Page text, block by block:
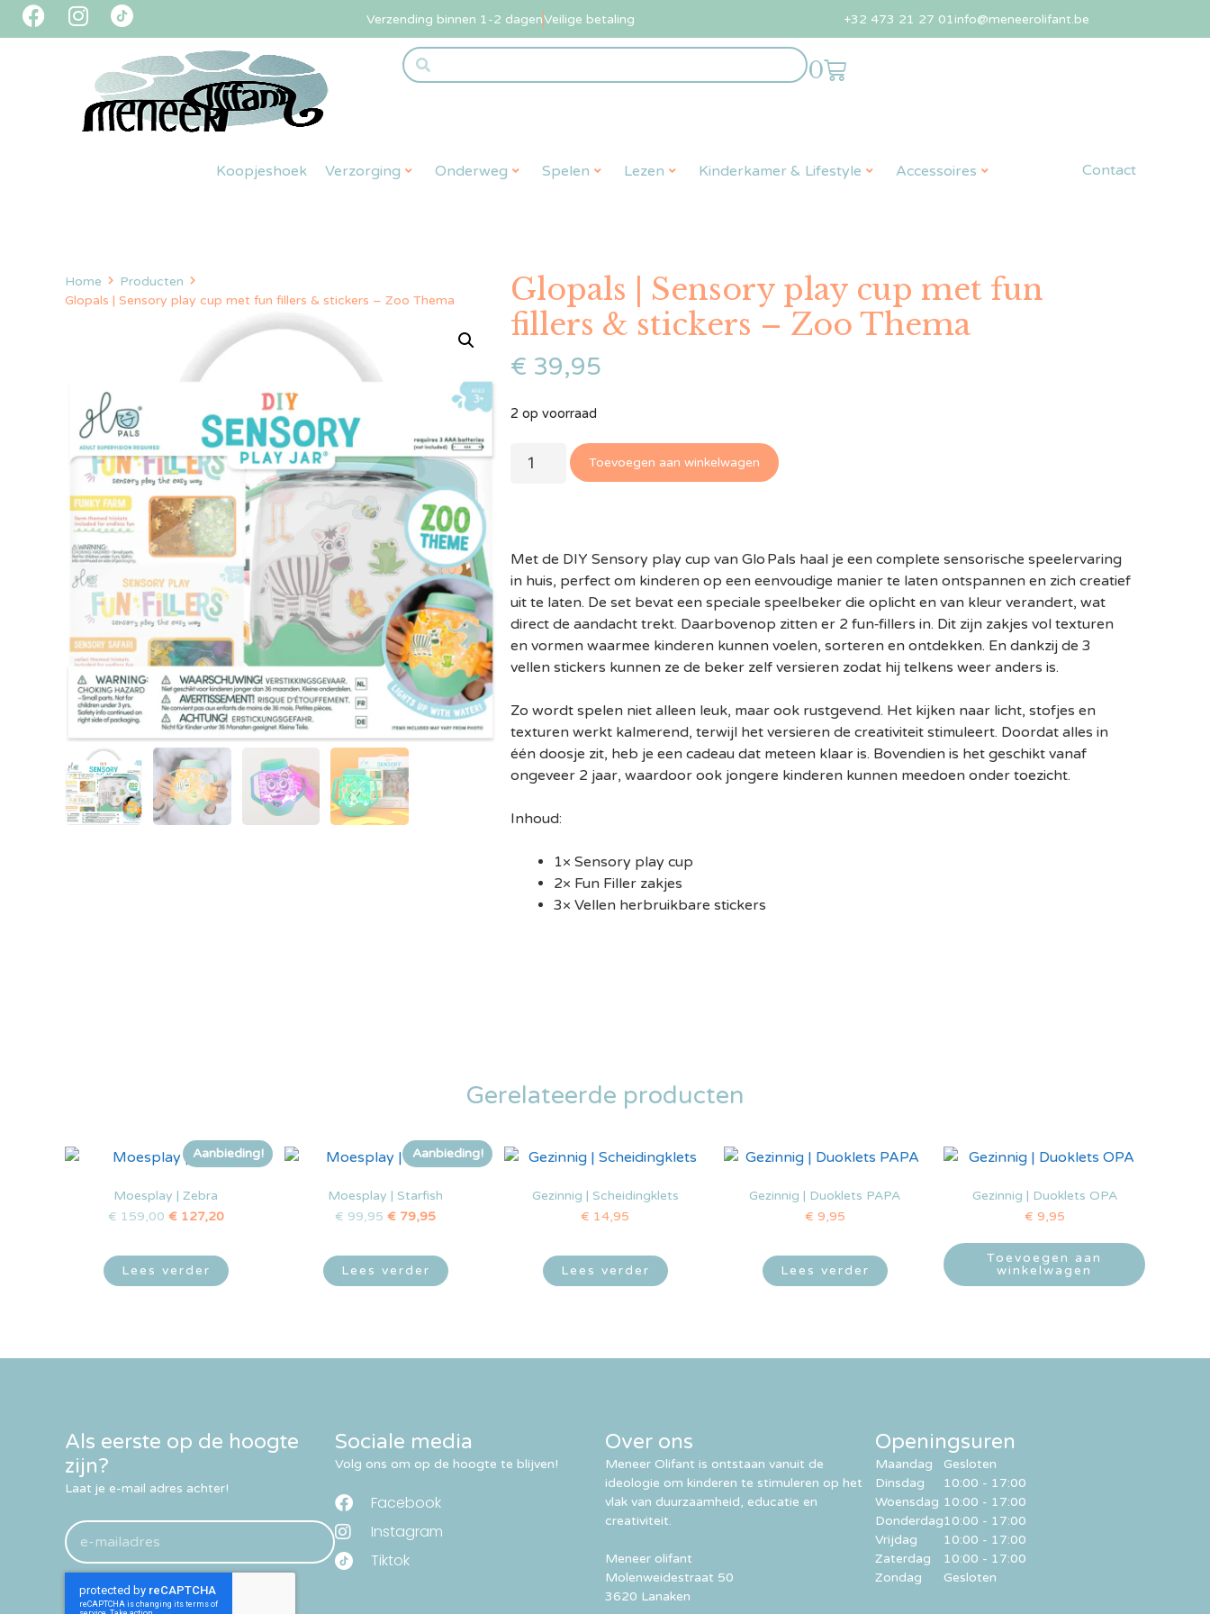
Verzending binnen 1-2 dagenVeilige betaling +32 473 21 27 01info@meneerolifant.be
0
Koopjeshoek Verzorging Onderweg Spelen Lezen Kinderkamer & Lifestyle Accessoires Contact
Home
Producten
Glopals | Sensory play cup met fun fillers & stickers – Zoo Thema
Glopals | Sensory play cup met fun
fillers & stickers – Zoo Thema
€ 39,95
2 op voorraad
Toevoegen aan winkelwagen
Met de DIY Sensory play cup van Glo Pals haal je een complete sensorische speelervaring
in huis, perfect om kinderen op een eenvoudige manier te laten ontspannen en zich creatief
uit te laten. De set bevat een speciale speelbeker die oplicht en van kleur verandert, wat
direct de aandacht trekt. Daarbovenop zitten er 2 fun‑fillers in. Dit zijn zakjes vol texturen
en vormen waarmee kinderen kunnen voelen, sorteren en ontdekken. En dankzij de 3
vellen stickers kunnen ze de beker zelf versieren zodat hij telkens weer anders is.
Zo wordt spelen niet alleen leuk, maar ook rustgevend. Het kijken naar licht, stofjes en
texturen werkt kalmerend, terwijl het versieren de creativiteit stimuleert. Doordat alles in
één doosje zit, heb je een cadeau dat meteen klaar is. Bovendien is het geschikt vanaf
ongeveer 2 jaar, waardoor ook jongere kinderen kunnen meedoen onder toezicht.
Inhoud:
1× Sensory play cup
2× Fun Filler zakjes
3× Vellen herbruikbare stickers
Gerelateerde producten
Aanbieding!
Moesplay | Zebra
€ 159,00 €127,20
Lees verder
Aanbieding!
Moesplay | Starfish
€ 99,95 € 79,95
Lees verder
Gezinnig | Scheidingklets
€ 14,95
Lees verder
Gezinnig | Duoklets PAPA
€ 9,95
Lees verder
Gezinnig | Duoklets OPA
€ 9,95
Toevoegen aan
winkelwagen
Als eerste op de hoogte
zijn?
Laat je e-mail adres achter!
Sociale media
Volg ons om op de hoogte te blijven!
Facebook
Instagram
Tiktok
Over ons
Meneer Olifant is ontstaan vanuit de
ideologie om kinderen te stimuleren op het
vlak van duurzaamheid, educatie en
creativiteit.
Meneer olifant
Molenweidestraat 50
3620 Lanaken
Openingsuren
Maandag
Dinsdag
Woensdag
Donderdag
Vrijdag
Zaterdag
Zondag
Gesloten
10:00 - 17:00
10:00 - 17:00
10:00 - 17:00
10:00 - 17:00
10:00 - 17:00
Gesloten